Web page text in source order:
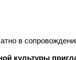
в
культуры